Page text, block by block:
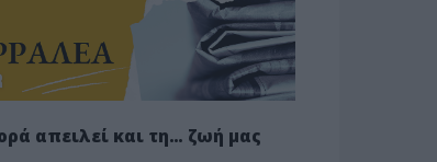
απειλεί και τη… ζωή μας